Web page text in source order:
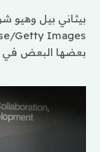
بعضها البعض في Graz و Nogent بلدين…